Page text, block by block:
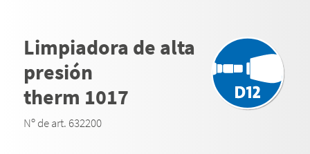
Limpiadora de alta
presión
therm 1017
Nº de art. 632200